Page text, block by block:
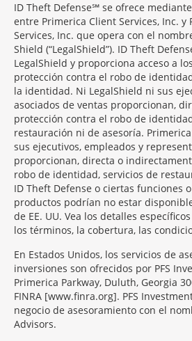
ID Theft Defense℠ se ofrece
entre Primerica Client Services, Inc. y
Services, Inc. que opera con el
Shield (“LegalShield”). ID Theft
LegalShield y proporciona acceso a
protección contra el robo de
la identidad. Ni LegalShield ni sus
asociados de ventas proporcionan,
protección contra el robo de
restauración ni de asesoría.
sus ejecutivos, empleados y
proporcionan, directa o
robo de identidad, servicios de
ID Theft Defense o ciertas funciones
productos podrían no estar
de EE. UU. Vea los detalles
los términos, la cobertura, las
En Estados Unidos, los servicios de
inversiones son ofrecidos por PFS
Primerica Parkway, Duluth, Georgia
FINRA [www.finra.org]. PFS
negocio de asesoramiento con el
Advisors.